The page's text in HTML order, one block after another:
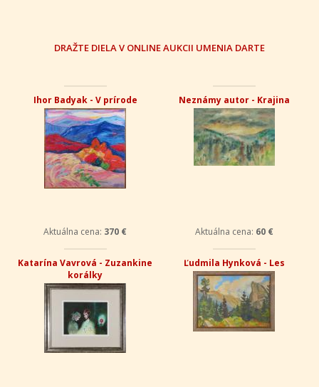
DRAŽTE DIELA V ONLINE AUKCII UMENIA DARTE
Ihor Badyak - V prírode
Aktuálna cena: 370 €
Neznámy autor - Krajina
Aktuálna cena: 60 €
Katarína Vavrová - Zuzankine
korálky
Ľudmila Hynková - Les